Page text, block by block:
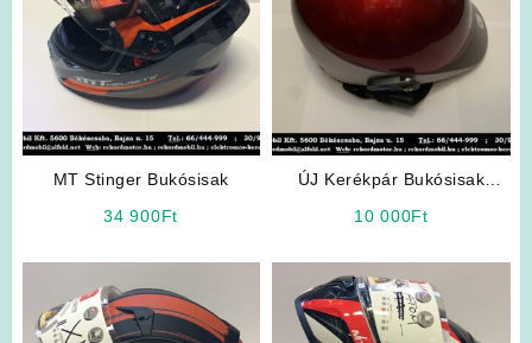
MT Stinger Bukósisak
34 900Ft
ÚJ Kerékpár Bukósisak
10 000Ft